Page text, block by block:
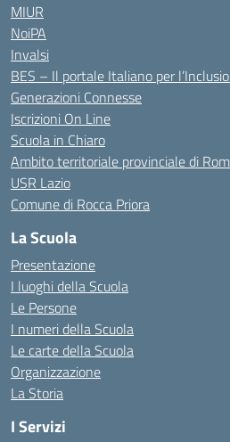
MIUR
NoiPA
Invalsi
BES – Il portale Italiano per
Generazioni Connesse
Iscrizioni On Line
Scuola in Chiaro
Ambito territoriale provinciale di
USR Lazio
Comune di Rocca Priora
La Scuola
Presentazione
I luoghi della Scuola
Le Persone
I numeri della Scuola
Le carte della Scuola
Organizzazione
La Storia
I Servizi